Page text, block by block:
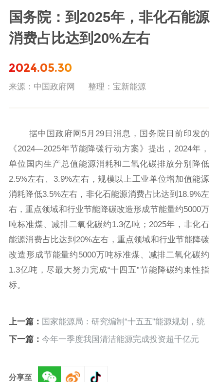
国务院：到2025年，非化石能源
消费占比达到20%左右
2024.05.30
来源：中国政府网 整理：宝新能源
据中国政府网5月29日消息，国务院日前印发的
《2024—2025年节能降碳行动方案》提出，2024年，
单位国内生产总值能源消耗和二氧化碳排放分别降低
2.5%左右、3.9%左右，规模以上工业单位增加值能源
消耗降低3.5%左右，非化石能源消费占比达到18.9%左
右，重点领域和行业节能降碳改造形成节能量约5000万
吨标准煤、减排二氧化碳约1.3亿吨；2025年，非化石
能源消费占比达到20%左右，重点领域和行业节能降碳
改造形成节能量约5000万吨标准煤、减排二氧化碳约
1.3亿吨，尽最大努力完成“十四五”节能降碳约束性指
标。
上一篇： 国家能源局：研究编制“十五五”能源规划，统
筹谋划中长期能源电力优化布局
下一篇： 今年一季度我国清洁能源完成投资超千亿元
分享至